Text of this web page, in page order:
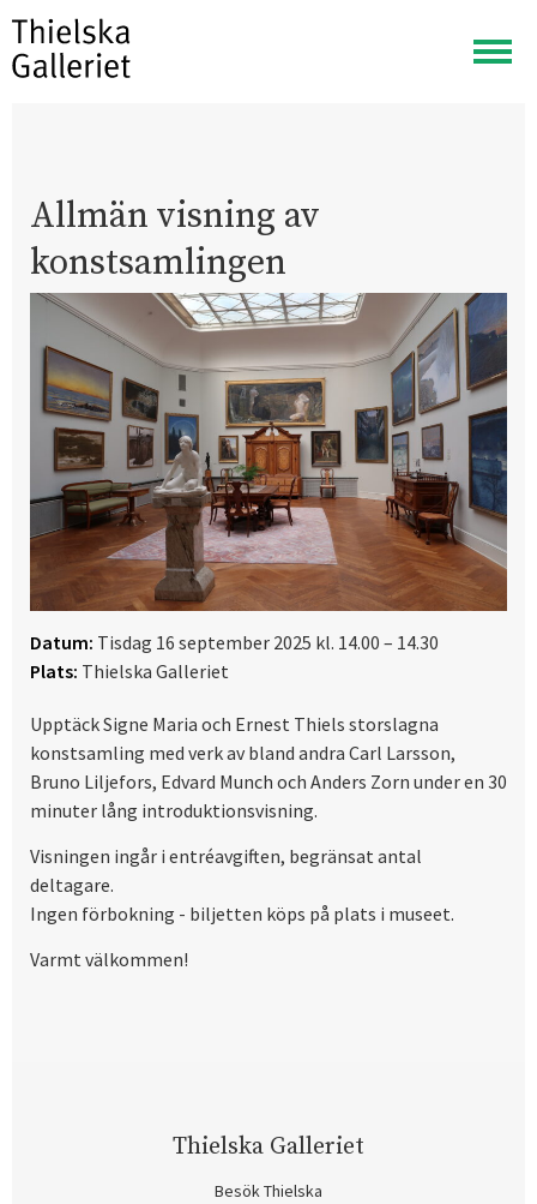
Visa
meny
Allmän visning av
konstsamlingen
Datum: Tisdag 16 september 2025 kl. 14.00 – 14.30
Plats: Thielska Galleriet
Upptäck Signe Maria och Ernest Thiels storslagna
konstsamling med verk av bland andra Carl Larsson,
Bruno Liljefors, Edvard Munch och Anders Zorn under en 30
minuter lång introduktionsvisning.
Visningen ingår i entréavgiften, begränsat antal
deltagare.
Ingen förbokning - biljetten köps på plats i museet.
Varmt välkommen!
Thielska Galleriet
Besök Thielska